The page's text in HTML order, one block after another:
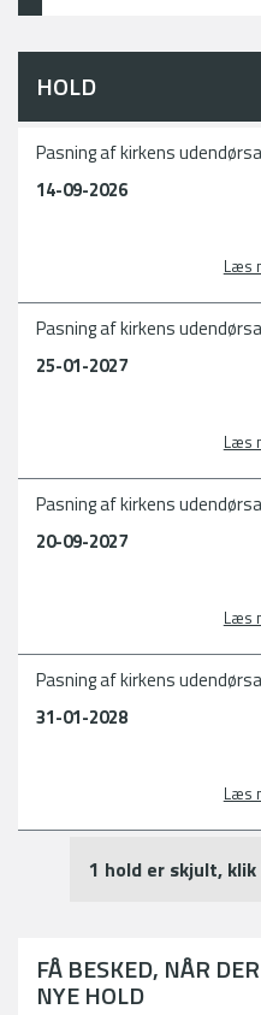
HOLD
14-09-2026
Pasning af kirkens
Læs
25-01-2027
Pasning af kirkens
Læs
20-09-2027
Pasning af kirkens
Læs
31-01-2028
Pasning af kirkens
Læs
1 hold er skjult,
FÅ BESKED, NÅR
NYE HOLD